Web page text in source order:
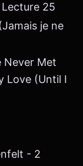
25
je ne
Never Met
Love (Until I
- 2